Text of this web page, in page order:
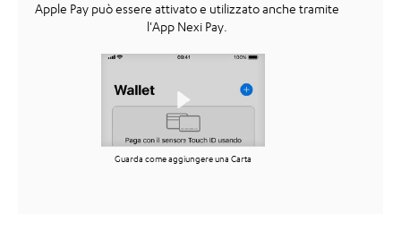
Apple Pay può essere attivato e utilizzato anche tramite
l'App Nexi Pay.
Guarda come aggiungere una Carta